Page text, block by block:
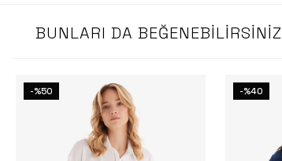
BUNLARI DA BEĞENEBILIRSINIZ
-%50 -%40